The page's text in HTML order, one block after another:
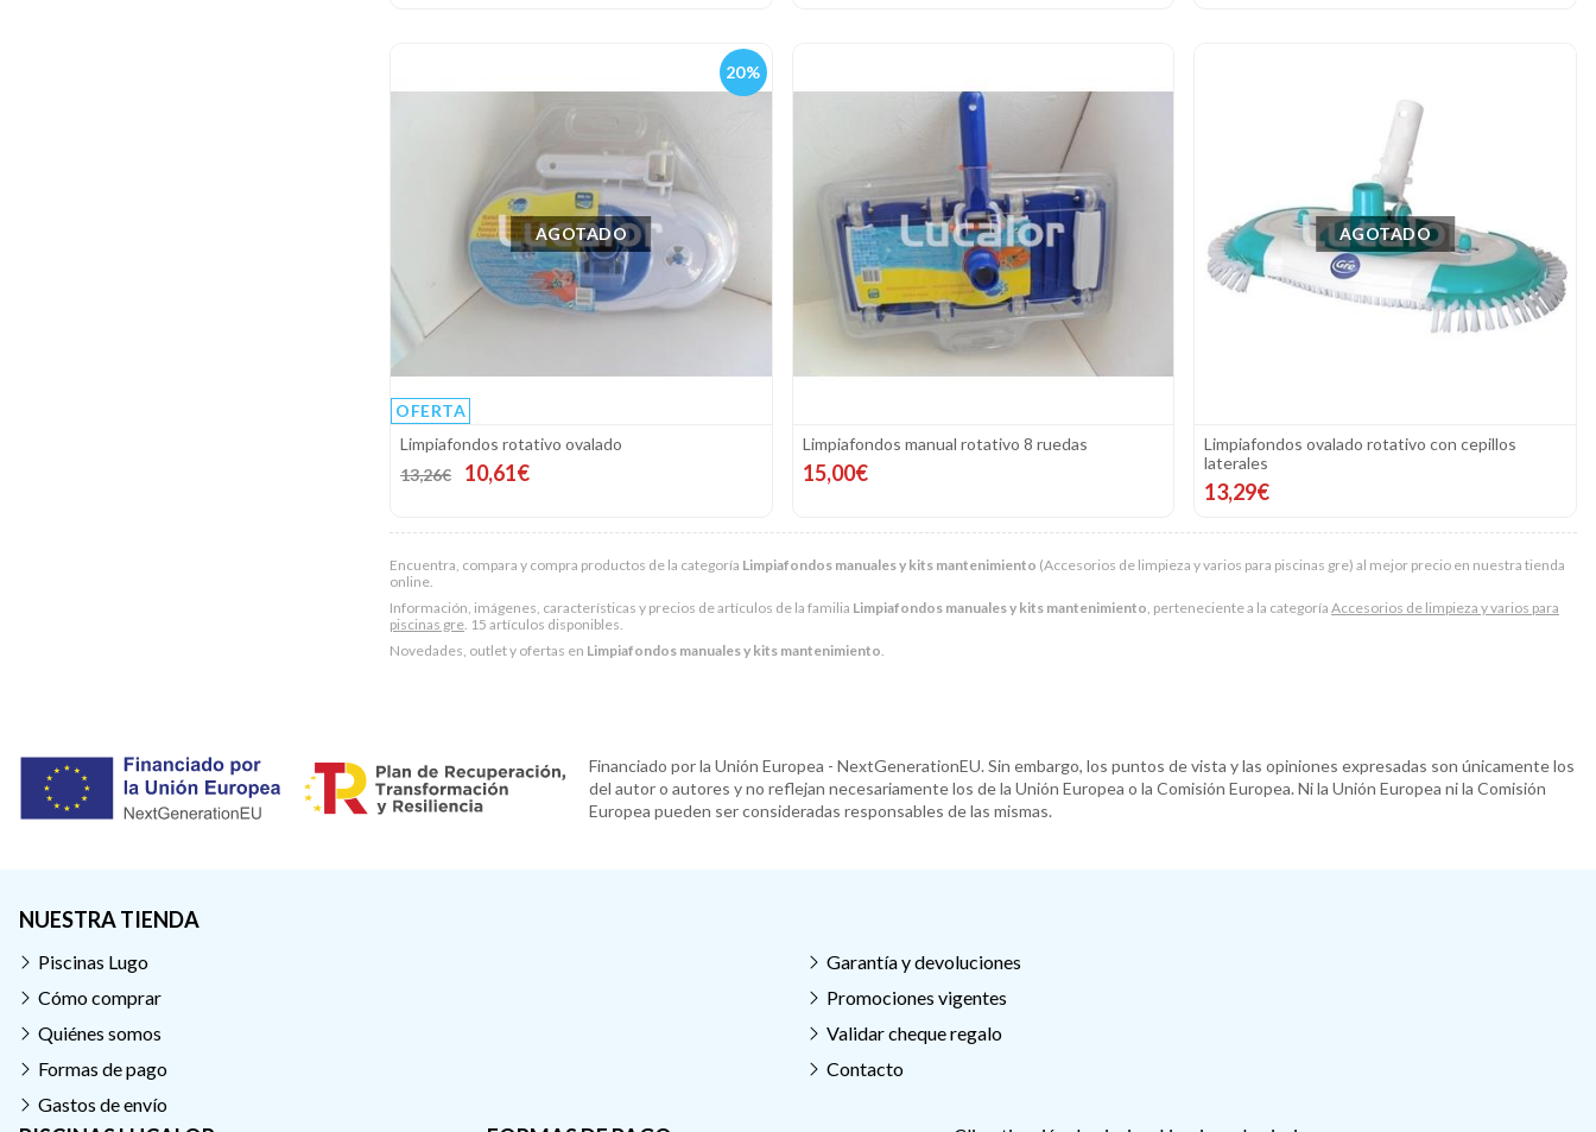
Encuentra, compara y compra productos de la categoría Limpiafondos manuales y kits mantenimiento (Accesorios de limpieza y varios para piscinas gre) al mejor precio en nuestra tienda
online.
Información, imágenes, características y precios de artículos de la familia Limpiafondos manuales y kits mantenimiento, perteneciente a la categoría Accesorios de limpieza y varios para
piscinas gre. 15 artículos disponibles.
Novedades, outlet y ofertas en Limpiafondos manuales y kits mantenimiento.
20%
OFERTA
AGOTADO
Limpiafondos rotativo ovalado
13,26€
10,61€
Limpiafondos manual rotativo 8 ruedas
15,00€
AGOTADO
Limpiafondos ovalado rotativo con cepillos
laterales
13,29€
Financiado por la Unión Europea - NextGenerationEU. Sin embargo, los puntos de vista y las opiniones expresadas son únicamente los
del autor o autores y no reflejan necesariamente los de la Unión Europea o la Comisión Europea. Ni la Unión Europea ni la Comisión
Europea pueden ser consideradas responsables de las mismas.
NUESTRA TIENDA
Piscinas Lugo
Cómo comprar
Quiénes somos
Formas de pago
Gastos de envío
Garantía y devoluciones
Promociones vigentes
Validar cheque regalo
Contacto